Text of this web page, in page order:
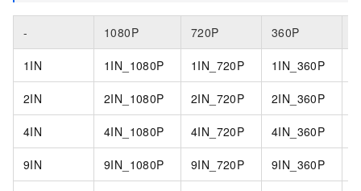
- 1080P 720P 360P
1IN 1IN_1080P 1IN_720P 1IN_360P
2IN 2IN_1080P 2IN_720P 2IN_360P
4IN 4IN_1080P 4IN_720P 4IN_360P
9IN 9IN_1080P 9IN_720P 9IN_360P